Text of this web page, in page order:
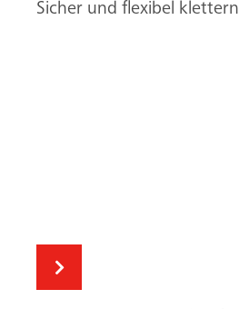
Sicher und flexibel klettern